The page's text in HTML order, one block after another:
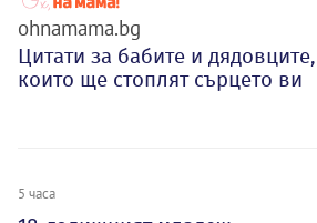
ohnamama.bg
Цитати за бабите и дядовците,
които ще стоплят сърцето ви
5 часа